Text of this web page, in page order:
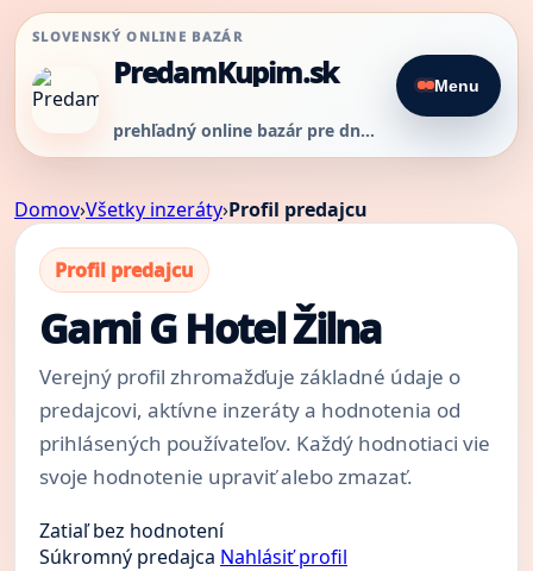
SLOVENSKÝ ONLINE BAZÁR
PredamKupim.sk
prehľadný online bazár pre dnešný predaj
Menu
Domov›Všetky inzeráty›Profil predajcu
Profil predajcu
Garni G Hotel Žilna
Verejný profil zhromažďuje základné údaje o
predajcovi, aktívne inzeráty a hodnotenia od
prihlásených používateľov. Každý hodnotiaci vie
svoje hodnotenie upraviť alebo zmazať.
Zatiaľ bez hodnotení
Súkromný predajca Nahlásiť profil